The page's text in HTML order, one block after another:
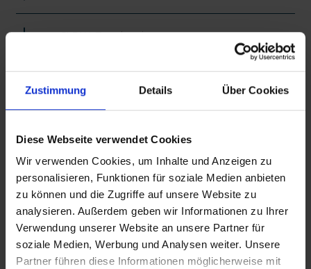
Zustimmung Details Über Cookies
Diese Webseite verwendet Cookies
Wir verwenden Cookies, um Inhalte und Anzeigen zu
personalisieren, Funktionen für soziale Medien anbieten
zu können und die Zugriffe auf unsere Website zu
analysieren. Außerdem geben wir Informationen zu Ihrer
Verwendung unserer Website an unsere Partner für
soziale Medien, Werbung und Analysen weiter. Unsere
Partner führen diese Informationen möglicherweise mit
CLEAN_Tageshospiz
VERTICAL_iT_Tageshospiz
Zusätzliches Material